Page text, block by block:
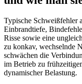
Typische Schweißfehler
Einbrandtiefe,
Risse sowie eine
zu konkav, wechselnde
schwächen die
im Betrieb zu
dynamischer Belastung.